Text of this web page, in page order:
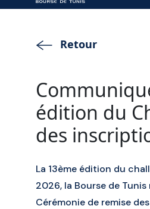
Retour
édition du
des
La 13ème édition du
2026, la Bourse de
Cérémonie de remise